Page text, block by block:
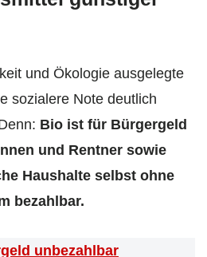
und Ökologie ausgelegte
sozialere Note deutlich
Bio ist für Bürgergeld
und Rentner sowie
Haushalte selbst ohne
bezahlbar.
unbezahlbar